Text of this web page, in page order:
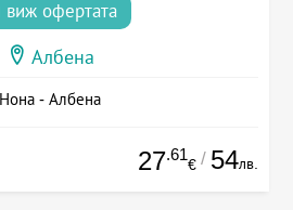
виж офертата
Албена
Нона - Албена
27.61
€ / 54лв.